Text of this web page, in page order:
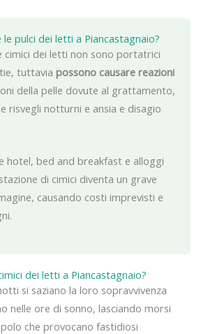
dei letti a Piancastagnaio?
si saziano la loro sopravvivenza
nelle ore di sonno, lasciando morsi
che provocano fastidiosi
pulci dei letti a Piancastagnaio?
cimici dei letti non sono portatrici
tuttavia possono causare reazioni
della pelle dovute al grattamento,
risvegli notturni e ansia e disagio
hotel, bed and breakfast e alloggi
di cimici diventa un grave
causando costi imprevisti e